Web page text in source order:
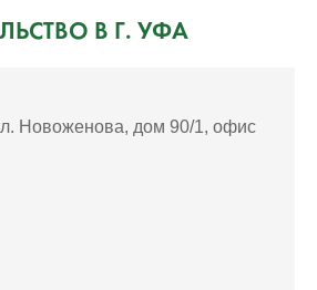
В Г. УФА
Новоженова, дом 90/1, офис